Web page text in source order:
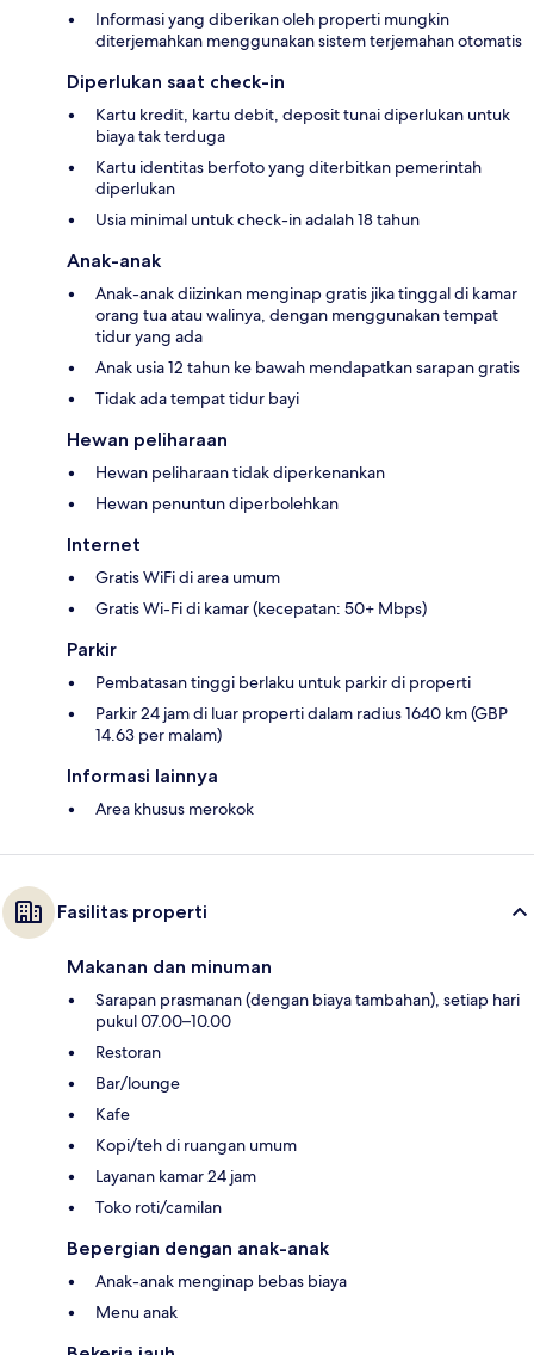
Informasi yang diberikan oleh properti mungkin
diterjemahkan menggunakan sistem terjemahan otomatis
Diperlukan saat check-in
Kartu kredit, kartu debit, deposit tunai diperlukan untuk
biaya tak terduga
Kartu identitas berfoto yang diterbitkan pemerintah
diperlukan
Usia minimal untuk check-in adalah 18 tahun
Anak-anak
Anak-anak diizinkan menginap gratis jika tinggal di kamar
orang tua atau walinya, dengan menggunakan tempat
tidur yang ada
Anak usia 12 tahun ke bawah mendapatkan sarapan gratis
Tidak ada tempat tidur bayi
Hewan peliharaan
Hewan peliharaan tidak diperkenankan
Hewan penuntun diperbolehkan
Internet
Gratis WiFi di area umum
Gratis Wi-Fi di kamar (kecepatan: 50+ Mbps)
Parkir
Pembatasan tinggi berlaku untuk parkir di properti
Parkir 24 jam di luar properti dalam radius 1640 km (GBP
14.63 per malam)
Informasi lainnya
Area khusus merokok
Fasilitas properti
Makanan dan minuman
Sarapan prasmanan (dengan biaya tambahan), setiap hari
pukul 07.00–10.00
Restoran
Bar/lounge
Kafe
Kopi/teh di ruangan umum
Layanan kamar 24 jam
Toko roti/camilan
Bepergian dengan anak-anak
Anak-anak menginap bebas biaya
Menu anak